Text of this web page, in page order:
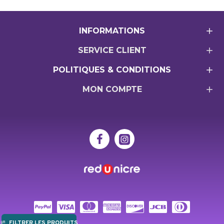
INFORMATIONS
SERVICE CLIENT
POLITIQUES & CONDITIONS
MON COMPTE